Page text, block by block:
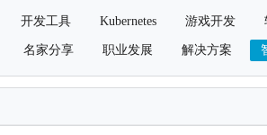
开发工具 Kubernetes 游戏开发
名家分享 职业发展 解决方案